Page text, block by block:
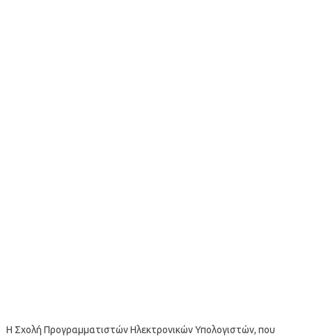
Η Σχολή Προγραμματιστών Ηλεκτρονικών Υπολογιστών, που